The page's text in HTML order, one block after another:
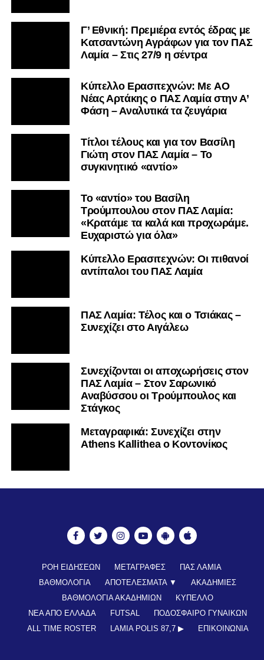
Γ’ Εθνική: Πρεμιέρα εντός έδρας με
Κατσαντώνη Αγράφων για τον ΠΑΣ
Λαμία – Στις 27/9 η σέντρα
Kύπελλο Ερασιτεχνών: Με AO
Nέας Αρτάκης ο ΠΑΣ Λαμία στην Α’
Φάση – Αναλυτικά τα ζευγάρια
Τίτλοι τέλους και για τον Βασίλη
Γιώτη στον ΠΑΣ Λαμία – Το
συγκινητικό «αντίο»
Το «αντίο» του Βασίλη
Τρούμπουλου στον ΠΑΣ Λαμία:
«Κρατάμε τα καλά και προχωράμε.
Ευχαριστώ για όλα»
Κύπελλο Ερασιτεχνών: Οι πιθανοί
αντίπαλοι του ΠΑΣ Λαμία
ΠΑΣ Λαμία: Τέλος και ο Τσιάκας –
Συνεχίζει στο Αιγάλεω
Συνεχίζονται οι αποχωρήσεις στον
ΠΑΣ Λαμία – Στον Σαρωνικό
Αναβύσσου οι Τρούμπουλος και
Στάγκος
Mεταγραφικά: Συνεχίζει στην
Athens Kallithea ο Κοντονίκος
ΡΟΗ ΕΙΔΗΣΕΩΝ ΜΕΤΑΓΡΑΦΕΣ
ΠΑΣ ΛΑΜΙΑ
ΒΑΘΜΟΛΟΓΙΑ
ΑΠΟΤΕΛΕΣΜΑΤΑ ▼
ΑΚΑΔΗΜΙΕΣ
ΒΑΘΜΟΛΟΓΙΑ ΑΚΑΔΗΜΙΩΝ
ΚΥΠΕΛΛΟ
ΝΕΑ ΑΠΟ ΕΛΛΑΔΑ
FUTSAL
ΠΟΔΟΣΦΑΙΡΟ ΓΥΝΑΙΚΩΝ
ALL TIME ROSTER
LAMIA POLIS 87,7 ▶︎ ΕΠΙΚΟΙΝΩΝΊΑ